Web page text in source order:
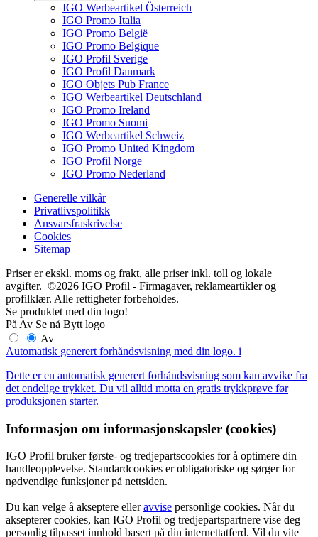
IGO Werbeartikel Österreich
IGO Promo Italia
IGO Promo België
IGO Promo Belgique
IGO Profil Sverige
IGO Profil Danmark
IGO Objets Pub France
IGO Werbeartikel Deutschland
IGO Promo Ireland
IGO Promo Suomi
IGO Werbeartikel Schweiz
IGO Promo United Kingdom
IGO Profil Norge
IGO Promo Nederland
Generelle vilkår
Privatlivspolitikk
Ansvarsfraskrivelse
Cookies
Sitemap
Priser er ekskl. moms og frakt, alle priser inkl. toll og lokale
avgifter. ©2026 IGO Profil - Firmagaver, reklameartikler og
profilklær. Alle rettigheter forbeholdes.
Se produktet med din logo!
På Av Se nå Bytt logo
Av
Automatisk generert forhåndsvisning med din logo. i
Dette er en automatisk generert forhåndsvisning som kan avvike fra
det endelige trykket. Du vil alltid motta en gratis trykkprøve før
produksjonen starter.
Informasjon om informasjonskapsler (cookies)
IGO Profil bruker første- og tredjepartscookies for å optimere din
handleopplevelse. Standardcookies er obligatoriske og sørger for
nødvendige funksjoner på nettsiden.
Du kan velge å akseptere elleravvise personlige cookies. Når du
aksepterer cookies, kan IGO Profil og tredjepartspartnere vise deg
personlig tilpasset innhold basert på din internettatferd. Vil du vite